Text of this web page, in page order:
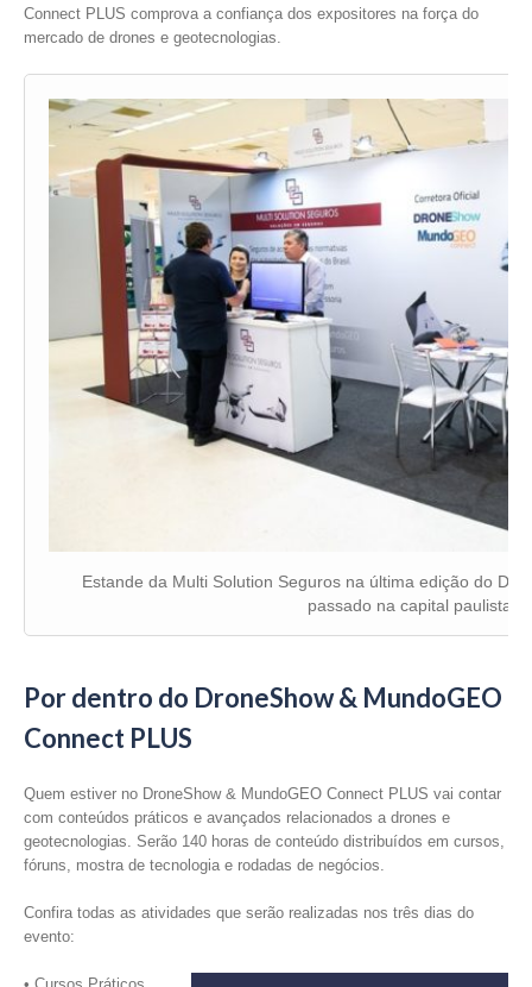
Connect PLUS comprova a confiança dos expositores na força do
mercado de drones e geotecnologias.
Estande da Multi Solution Seguros na última edição do
passado na capital paulista
Por dentro do DroneShow & MundoGEO
Connect PLUS
Quem estiver no DroneShow & MundoGEO Connect PLUS vai contar
com conteúdos práticos e avançados relacionados a drones e
geotecnologias. Serão 140 horas de conteúdo distribuídos em cursos,
fóruns, mostra de tecnologia e rodadas de negócios.
Confira todas as atividades que serão realizadas nos três dias do
evento:
• Cursos Práticos